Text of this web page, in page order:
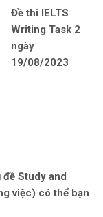
Đề thi IELTS
Writing Task 2
ngày
19/08/2023
đề Study and
việc) có thể bạn